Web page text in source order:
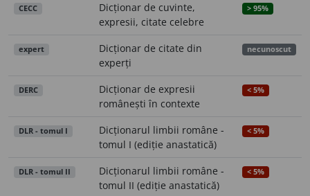
CECC
Dicționar de cuvinte,
expresii, citate celebre
> 95%
expert
Dicționar de citate din
experți
necunoscut
DERC
Dicționar de expresii
românești în contexte
< 5%
DLR - tomul I
Dicționarul limbii române -
tomul I (ediție anastatică)
< 5%
DLR - tomul II
Dicționarul limbii române -
tomul II (ediție anastatică)
< 5%